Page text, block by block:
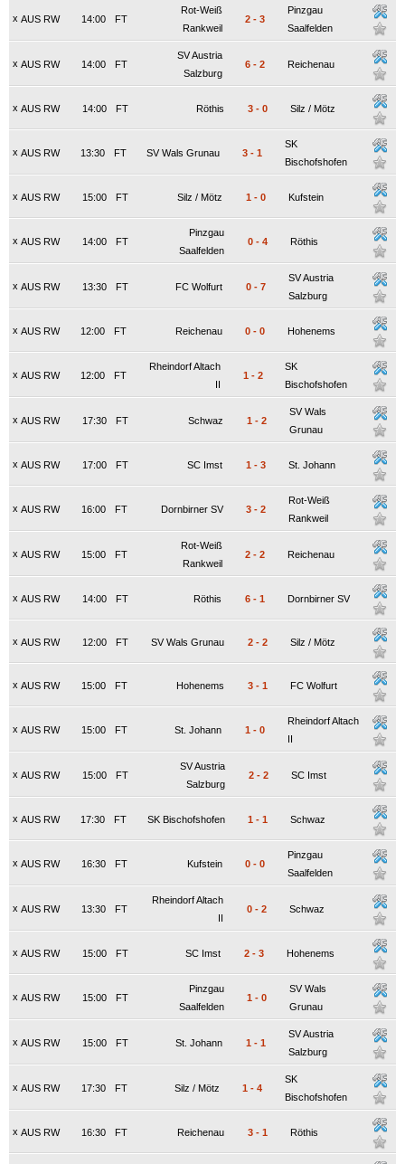
x AUS RW FT
14:00
Rot-Weiß
Rankweil
2 - 3
Pinzgau
Saalfelden
x AUS RW FT
14:00
SV Austria
Salzburg
6 - 2 Reichenau
x AUS RW FT
14:00 Röthis 3 - 0 Silz / Mötz
x AUS RW FT
13:30 SV Wals Grunau 3 - 1
SK
Bischofshofen
x AUS RW FT
15:00 Silz / Mötz 1 - 0 Kufstein
x AUS RW FT
14:00
Pinzgau
Saalfelden
0 - 4 Röthis
x AUS RW FT
13:30 FC Wolfurt 0 - 7
SV Austria
Salzburg
x AUS RW FT
12:00 Reichenau 0 - 0 Hohenems
x AUS RW FT
12:00
Rheindorf Altach
II
1 - 2
SK
Bischofshofen
x AUS RW FT
17:30 Schwaz 1 - 2
SV Wals
Grunau
x AUS RW FT
17:00 SC Imst 1 - 3 St. Johann
x AUS RW FT
16:00 Dornbirner SV 3 - 2
Rot-Weiß
Rankweil
x AUS RW FT
15:00
Rot-Weiß
Rankweil
2 - 2 Reichenau
x AUS RW FT
14:00 Röthis 6 - 1 Dornbirner SV
x AUS RW FT
12:00 SV Wals Grunau 2 - 2 Silz / Mötz
x AUS RW FT
15:00 Hohenems 3 - 1 FC Wolfurt
x AUS RW FT
15:00 St. Johann 1 - 0
Rheindorf Altach
II
x AUS RW FT
15:00
SV Austria
Salzburg
2 - 2 SC Imst
x AUS RW FT
17:30 SK Bischofshofen 1 - 1 Schwaz
x AUS RW FT
16:30 Kufstein 0 - 0
Pinzgau
Saalfelden
x AUS RW FT
13:30
Rheindorf Altach
II
0 - 2 Schwaz
x AUS RW FT
15:00 SC Imst 2 - 3 Hohenems
x AUS RW FT
15:00
Pinzgau
Saalfelden
1 - 0
SV Wals
Grunau
x AUS RW FT
15:00 St. Johann 1 - 1
SV Austria
Salzburg
x AUS RW FT
17:30 Silz / Mötz 1 - 4
SK
Bischofshofen
x AUS RW FT
16:30 Reichenau 3 - 1 Röthis